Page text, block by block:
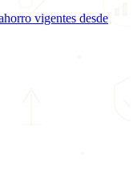
vigentes desde